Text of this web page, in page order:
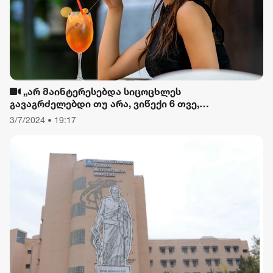
„არ მაინტერესებდა სიცოცხლეს
გავაგრძელებდი თუ არა, ვიწექი 6 თვე,
დავიწყებული მქონდა კვება, ფიზიკური მოძრაობა“
3/7/2024 • 19:17